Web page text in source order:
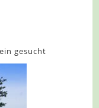
gesucht